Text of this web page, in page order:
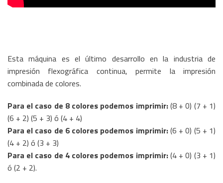
Esta máquina es el último desarrollo en la industria de
impresión flexográfica continua, permite la impresión
combinada de colores.
Para el caso de 8 colores podemos imprimir:(8 + 0) (7 + 1)
(6 + 2) (5 + 3) ó (4 + 4)
Para el caso de 6 colores podemos imprimir:(6 + 0) (5 + 1)
(4 + 2) ó (3 + 3)
Para el caso de 4 colores podemos imprimir:(4 + 0) (3 + 1)
ó (2 + 2).